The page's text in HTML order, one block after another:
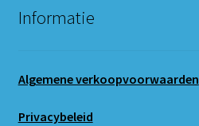
Informatie
Algemene verkoopvoorwaarden
Privacybeleid